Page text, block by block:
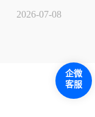
2026-07-08
企微
客服